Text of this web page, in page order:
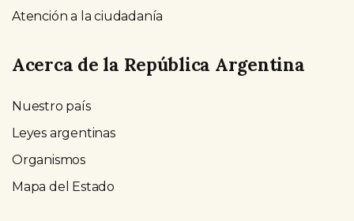
Atención a la ciudadanía
Acerca de la República Argentina
Nuestro país
Leyes argentinas
Organismos
Mapa del Estado